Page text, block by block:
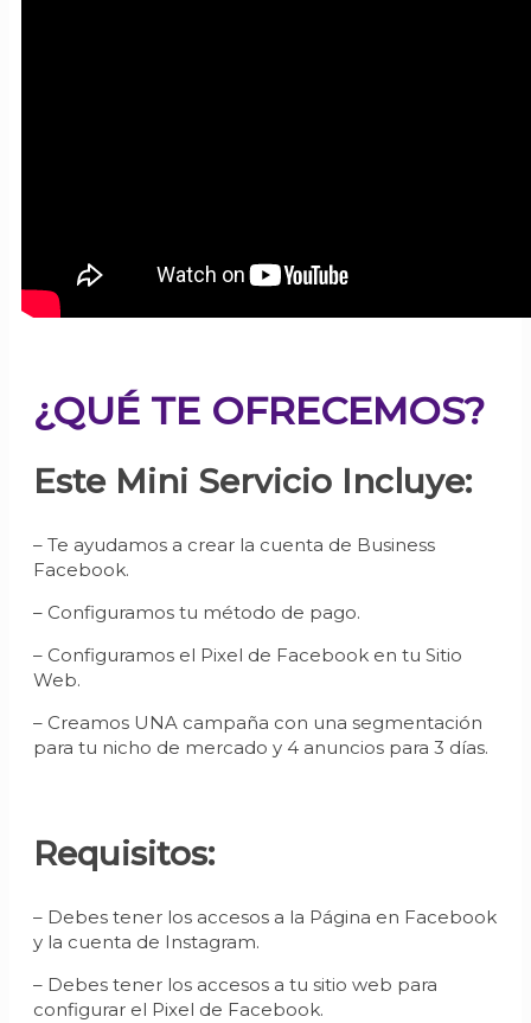
¿QUÉ TE OFRECEMOS?
Este Mini Servicio Incluye:
– Te ayudamos a crear la cuenta de Business
Facebook.
– Configuramos tu método de pago.
– Configuramos el Pixel de Facebook en tu Sitio
Web.
– Creamos UNA campaña con una segmentación
para tu nicho de mercado y 4 anuncios para 3 días.
Requisitos:
– Debes tener los accesos a la Página en Facebook
y la cuenta de Instagram.
– Debes tener los accesos a tu sitio web para
configurar el Pixel de Facebook.